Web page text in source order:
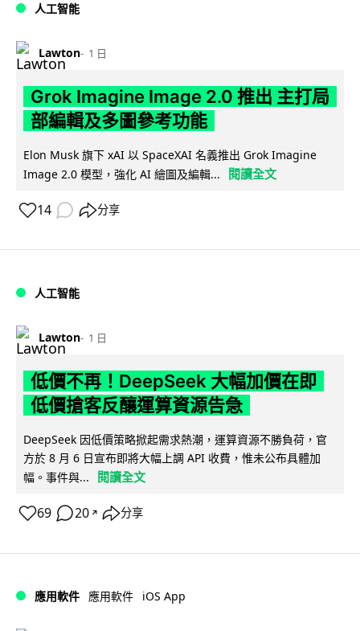
人工智能
Lawton 1 日
Grok Imagine Image 2.0 推出 主打局
部編輯及多圖參考功能
Elon Musk 旗下 xAI 以 SpaceXAI 名義推出 Grok Imagine
Image 2.0 模型，強化 AI 繪圖及編輯...
閱讀全文
14 分享
人工智能
Lawton 1 日
低價不再！DeepSeek 大幅加價在即
低價搶客反釀運算資源告急
DeepSeek 因低價策略掀起需求熱潮，運算資源不勝負荷，官
方於 8 月 6 日宣布即將大幅上調 API 收費，惟未公布具體加
幅。事件與...
閱讀全文
69 20 ↗ 分享
應用軟件 應用軟件 iOS App